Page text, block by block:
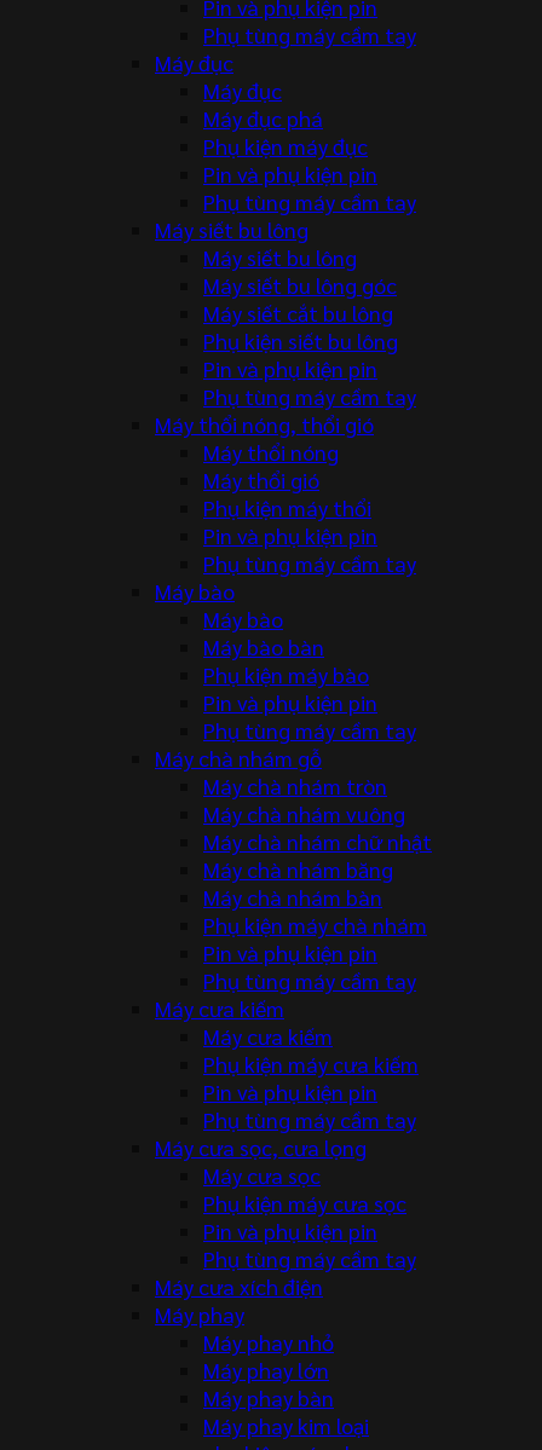
Pin và phụ kiện pin
Phụ tùng máy cầm tay
Máy đục
Máy đục
Máy đục phá
Phụ kiện máy đục
Pin và phụ kiện pin
Phụ tùng máy cầm tay
Máy siết bu lông
Máy siết bu lông
Máy siết bu lông góc
Máy siết cắt bu lông
Phụ kiện siết bu lông
Pin và phụ kiện pin
Phụ tùng máy cầm tay
Máy thổi nóng, thổi gió
Máy thổi nóng
Máy thổi gió
Phụ kiện máy thổi
Pin và phụ kiện pin
Phụ tùng máy cầm tay
Máy bào
Máy bào
Máy bào bàn
Phụ kiện máy bào
Pin và phụ kiện pin
Phụ tùng máy cầm tay
Máy chà nhám gỗ
Máy chà nhám tròn
Máy chà nhám vuông
Máy chà nhám chữ nhật
Máy chà nhám băng
Máy chà nhám bàn
Phụ kiện máy chà nhám
Pin và phụ kiện pin
Phụ tùng máy cầm tay
Máy cưa kiếm
Máy cưa kiếm
Phụ kiện máy cưa kiếm
Pin và phụ kiện pin
Phụ tùng máy cầm tay
Máy cưa sọc, cưa lọng
Máy cưa sọc
Phụ kiện máy cưa sọc
Pin và phụ kiện pin
Phụ tùng máy cầm tay
Máy cưa xích điện
Máy phay
Máy phay nhỏ
Máy phay lớn
Máy phay bàn
Máy phay kim loại